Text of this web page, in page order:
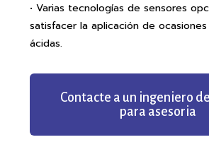
• Varias tecnologías de sensores
satisfacer la aplicación de
ácidas.
Contacte a un ingeniero
para asesoria